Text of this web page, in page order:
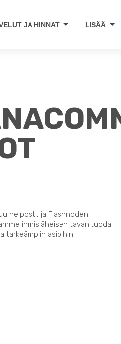
JA HINNAT LISÄÄ
helposti, ja Flashnoden
ihmisläheisen tavan tuoda
tärkeämpiin asioihin.